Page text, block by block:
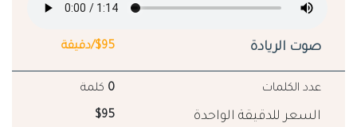
صوت الريادة $95/دقيقة
عدد الكلمات 0 كلمة
السعر للدقيقة الواحدة $95